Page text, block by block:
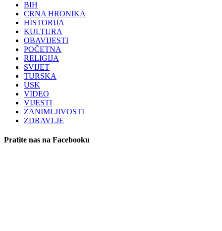
BIH
CRNA HRONIKA
HISTORIJA
KULTURA
OBAVIJESTI
POČETNA
RELIGIJA
SVIJET
TURSKA
USK
VIDEO
VIJESTI
ZANIMLJIVOSTI
ZDRAVLJE
Pratite nas na Facebooku